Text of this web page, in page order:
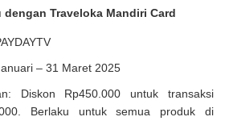
dengan Traveloka Mandiri Card
– 31 Maret 2025
Diskon Rp450.000 untuk transaksi
Berlaku untuk semua produk di